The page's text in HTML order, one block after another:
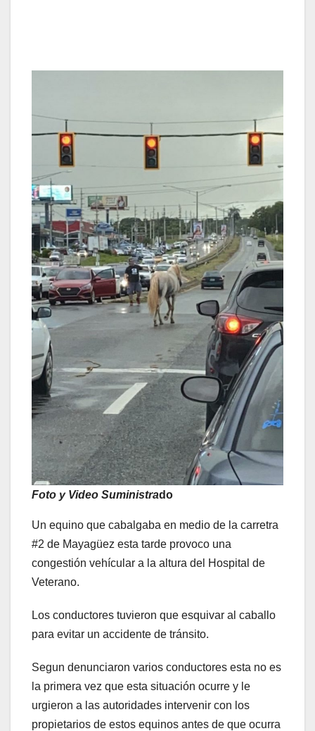
Foto y Video Suministrado
Un equino que cabalgaba en medio de la carretra
#2 de Mayagüez esta tarde provoco una
congestión vehícular a la altura del Hospital de
Veterano.
Los conductores tuvieron que esquivar al caballo
para evitar un accidente de tránsito.
Segun denunciaron varios conductores esta no es
la primera vez que esta situación ocurre y le
urgieron a las autoridades intervenir con los
propietarios de estos equinos antes de que ocurra